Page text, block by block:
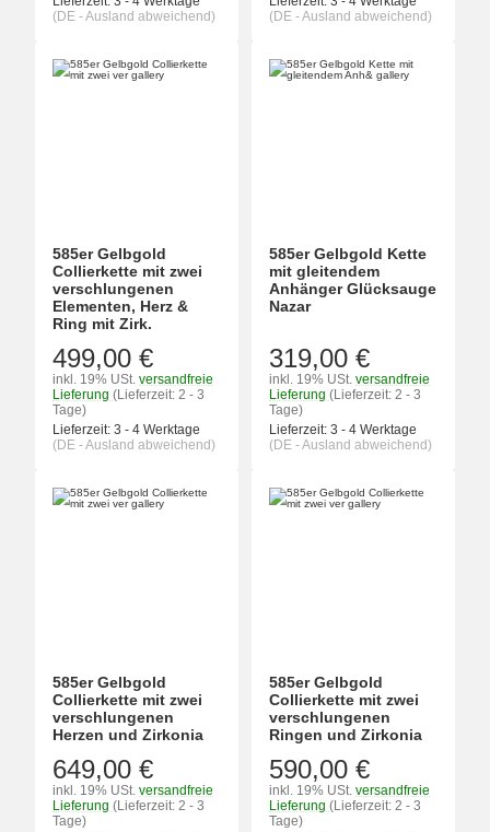
(DE - Ausland abweichend)
(DE - Ausland abweichend)
585er Gelbgold
Collierkette mit zwei
verschlungenen
Elementen, Herz &
Ring mit Zirk.
499,00 €
inkl. 19% USt. versandfreie
Lieferung (Lieferzeit: 2 - 3
Tage)
Lieferzeit: 3 - 4 Werktage
(DE - Ausland abweichend)
585er Gelbgold Kette
mit gleitendem
Anhänger Glücksauge
Nazar
319,00 €
inkl. 19% USt. versandfreie
Lieferung (Lieferzeit: 2 - 3
Tage)
Lieferzeit: 3 - 4 Werktage
(DE - Ausland abweichend)
585er Gelbgold
Collierkette mit zwei
verschlungenen
Herzen und Zirkonia
649,00 €
inkl. 19% USt. versandfreie
Lieferung (Lieferzeit: 2 - 3
Tage)
585er Gelbgold
Collierkette mit zwei
verschlungenen
Ringen und Zirkonia
590,00 €
inkl. 19% USt. versandfreie
Lieferung (Lieferzeit: 2 - 3
Tage)